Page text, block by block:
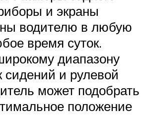
и экраны
водителю в любую
время суток.
диапазону
сидений и рулевой
может подобрать
положение